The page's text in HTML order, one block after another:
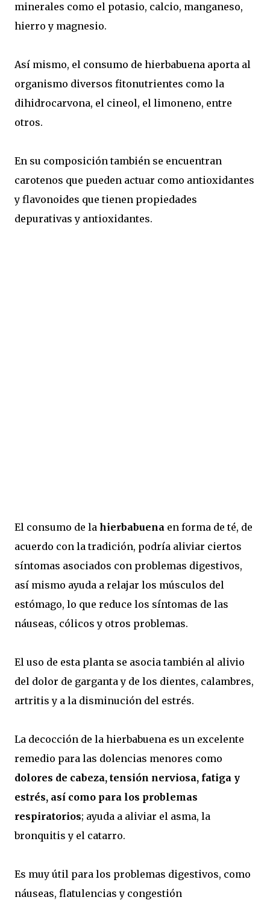
minerales como el potasio, calcio, manganeso,
hierro y magnesio.
Así mismo, el consumo de hierbabuena aporta al
organismo diversos fitonutrientes como la
dihidrocarvona, el cineol, el limoneno, entre
otros.
En su composición también se encuentran
carotenos que pueden actuar como antioxidantes
y flavonoides que tienen propiedades
depurativas y antioxidantes.
El consumo de la hierbabuena en forma de té, de
acuerdo con la tradición, podría aliviar ciertos
síntomas asociados con problemas digestivos,
así mismo ayuda a relajar los músculos del
estómago, lo que reduce los síntomas de las
náuseas, cólicos y otros problemas.
El uso de esta planta se asocia también al alivio
del dolor de garganta y de los dientes, calambres,
artritis y a la disminución del estrés.
La decocción de la hierbabuena es un excelente
remedio para las dolencias menores como
dolores de cabeza, tensión nerviosa, fatiga y
estrés, así como para los problemas
respiratorios; ayuda a aliviar el asma, la
bronquitis y el catarro.
Es muy útil para los problemas digestivos, como
náuseas, flatulencias y congestión